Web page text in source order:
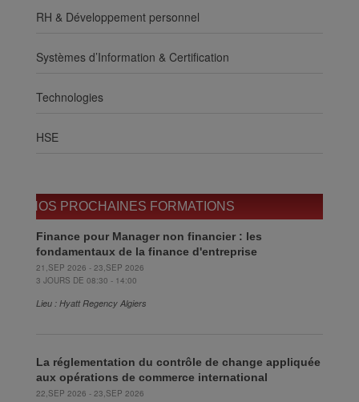
RH & Développement personnel
Systèmes d’Information & Certification
Technologies
HSE
NOS PROCHAINES FORMATIONS
Finance pour Manager non financier : les
fondamentaux de la finance d'entreprise
21,SEP 2026 - 23,SEP 2026
3 JOURS DE 08:30 - 14:00
Lieu : Hyatt Regency Algiers
La réglementation du contrôle de change appliquée
aux opérations de commerce international
22,SEP 2026 - 23,SEP 2026